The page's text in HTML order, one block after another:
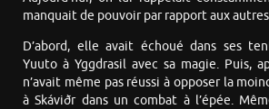
manquait de pouvoir par rapport aux
D’abord, elle avait échoué dans ses
Yuuto à Yggdrasil avec sa magie. Puis,
n’avait même pas réussi à opposer la
à Skáviðr dans un combat à l’épée.